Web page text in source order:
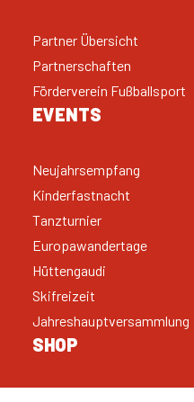
Partner Übersicht
Partnerschaften
Förderverein Fußballsport
EVENTS
Neujahrsempfang
Kinderfastnacht
Tanzturnier
Europawandertage
Hüttengaudi
Skifreizeit
Jahreshauptversammlung
SHOP